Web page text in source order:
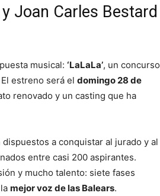
Joan Carles Bestard
musical: ‘LaLaLa’, un concurso
estreno será el domingo 28 de
renovado y un casting que ha
dispuestos a conquistar al jurado y al
entre casi 200 aspirantes.
y mucho talento: siete fases
mejor voz de las Balears.